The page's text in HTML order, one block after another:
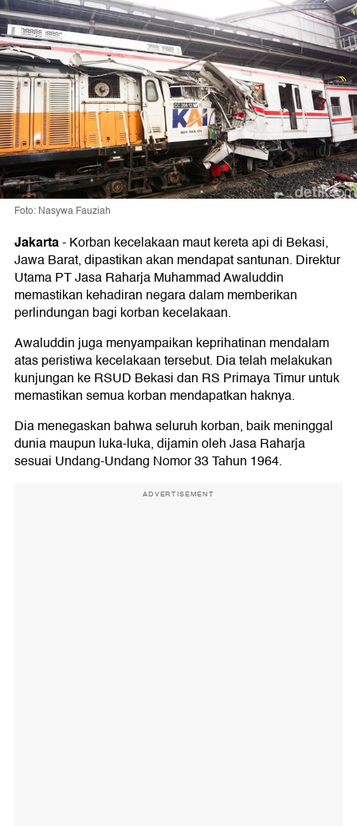
Foto: Nasywa Fauziah
Jakarta-Korban kecelakaan maut kereta api di Bekasi,
Jawa Barat, dipastikan akan mendapat santunan. Direktur
Utama PT Jasa Raharja Muhammad Awaluddin
memastikan kehadiran negara dalam memberikan
perlindungan bagi korban kecelakaan.
Awaluddin juga menyampaikan keprihatinan mendalam
atas peristiwa kecelakaan tersebut. Dia telah melakukan
kunjungan ke RSUD Bekasi dan RS Primaya Timur untuk
memastikan semua korban mendapatkan haknya.
Dia menegaskan bahwa seluruh korban, baik meninggal
dunia maupun luka-luka, dijamin oleh Jasa Raharja
sesuai Undang-Undang Nomor 33 Tahun 1964.
ADVERTISEMENT